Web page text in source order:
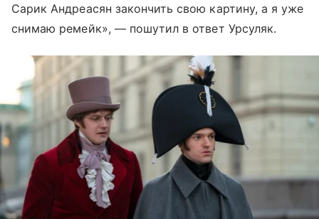
Сарик Андреасян закончить свою картину, а я уже
снимаю ремейк», — пошутил в ответ Урсуляк.